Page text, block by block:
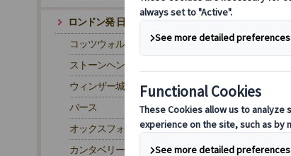
ロンドン発 日帰りツアー
コッツウォルズ
ストーンヘンジ
ウィンザー城
バース
オックスフォード
カンタベリー/ドーバー